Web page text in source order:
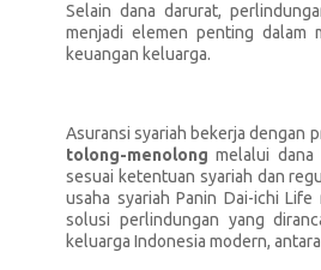
Selain dana darurat,
menjadi elemen penting dalam
keuangan keluarga.
Asuransi syariah bekerja dengan
tolong-menolong melalui dana
sesuai ketentuan syariah dan
usaha syariah Panin Dai-ichi Life
solusi perlindungan yang
keluarga Indonesia modern,